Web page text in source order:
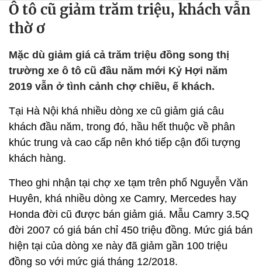
Ô tô cũ giảm trăm triệu, khách vẫn
thờ ơ
Mặc dù giảm giá cả trăm triệu đồng song thị
trường xe ô tô cũ đầu năm mới Kỷ Hợi năm
2019 vẫn ở tình cảnh chợ chiều, ế khách.
Tại Hà Nội khá nhiều dòng xe cũ giảm giá câu
khách đầu năm, trong đó, hầu hết thuộc về phân
khúc trung và cao cấp nên khó tiếp cận đối tượng
khách hàng.
Theo ghi nhận tại chợ xe tạm trên phố Nguyễn Văn
Huyên, khá nhiều dòng xe Camry, Mercedes hay
Honda đời cũ được bán giảm giá. Mẫu Camry 3.5Q
đời 2007 có giá bán chỉ 450 triệu đồng. Mức giá bán
hiện tại của dòng xe này đã giảm gần 100 triệu
đồng so với mức giá tháng 12/2018.